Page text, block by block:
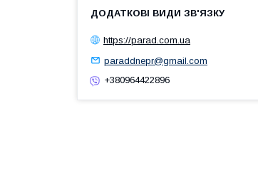
https://parad.com.ua
paraddnepr@gmail.com
+380964422896